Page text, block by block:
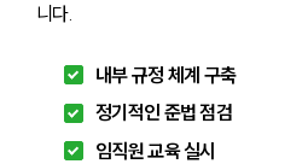
니다.
내부 규정 체계 구축
정기적인 준법 점검
임직원 교육 실시